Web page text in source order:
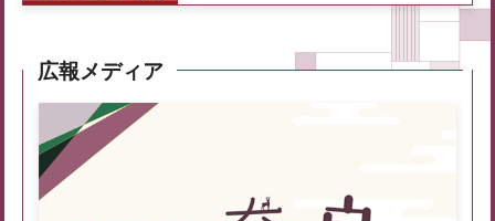
広報メディア